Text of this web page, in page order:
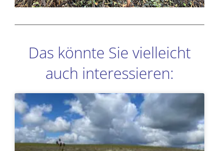
Das könnte Sie vielleicht
auch interessieren:
SeiteSeiteSeite Seite